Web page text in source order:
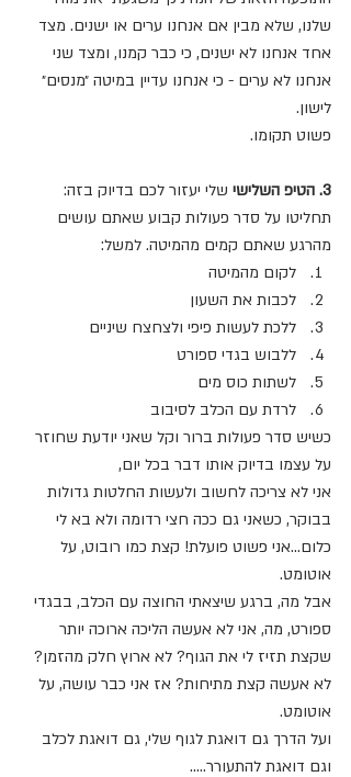
שלנו, שלא מבין אם אנחנו ערים או ישנים. מצד
אחד אנחנו לא ישנים, כי כבר קמנו, ומצד שני
אנחנו לא ערים - כי אנחנו עדיין במיטה ״מנסים״
לישון.
פשוט תקומו.
3. הטיפ השלישי
שלי יעזור לכם בדיוק בזה:
תחליטו על סדר פעולות קבוע שאתם עושים
מהרגע שאתם קמים מהמיטה. למשל:
לקום מהמיטה
לכבות את השעון
ללכת לעשות פיפי ולצחצח שיניים
ללבוש בגדי ספורט
לשתות כוס מים
לרדת עם הכלב לסיבוב
כשיש סדר פעולות ברור וקל שאני יודעת שחוזר
על עצמו בדיוק אותו דבר בכל יום,
אני לא צריכה לחשוב ולעשות החלטות גדולות
בבוקר, כשאני גם ככה חצי רדומה ולא בא לי
כלום…אני פשוט פועלת! קצת כמו רובוט, על
אוטומט.
אבל מה, ברגע שיצאתי החוצה עם הכלב, בבגדי
ספורט, מה, אני לא אעשה הליכה ארוכה יותר
שקצת תזיז לי את הגוף? לא ארוץ חלק מהזמן?
לא אעשה קצת מתיחות? אז אני כבר עושה, על
אוטומט.
ועל הדרך גם דואגת לגוף שלי, גם דואגת לכלב
וגם דואגת להתעורר…..